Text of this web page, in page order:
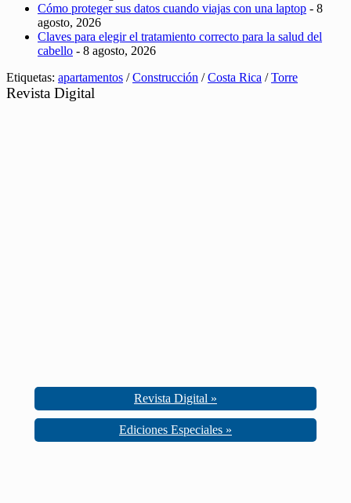
Cómo proteger sus datos cuando viajas con una laptop - 8
agosto, 2026
Claves para elegir el tratamiento correcto para la salud del
cabello - 8 agosto, 2026
Etiquetas: apartamentos /Construcción /Costa Rica /Torre
Revista Digital
Revista Digital »
Ediciones Especiales »